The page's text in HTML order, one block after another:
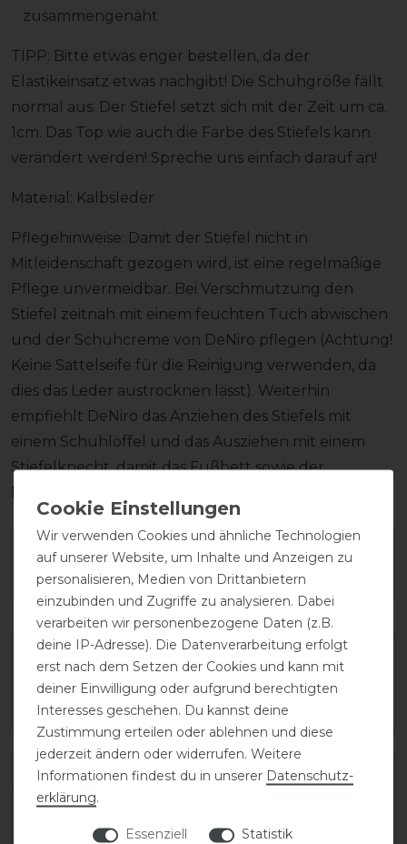
zusammengenäht
TIPP: Bitte etwas enger bestellen, da der
Elastikeinsatz etwas nachgibt! Die Schuhgröße fällt
normal aus. Der Stiefel setzt sich mit der Zeit um ca.
1cm. Das Top wie auch die Farbe des Stiefels kann
verändert werden! Spreche uns einfach darauf an!
Material: Kalbsleder
Pflegehinweise: Damit der Stiefel nicht in
Mitleidenschaft gezogen wird, ist eine regelmäßige
Pflege unvermeidbar. Bei Verschmutzung den
Stiefel zeitnah mit einem feuchten Tuch abwischen
und der Schuhcreme von DeNiro pflegen (Achtung!
Keine Sattelseife für die Reinigung verwenden, da
dies das Leder austrocknen lässt). Weiterhin
empfiehlt DeNiro das Anziehen des Stiefels mit
einem Schuhlöffel und das Ausziehen mit einem
Stiefelknecht, damit das Fußbett sowie der
Reißverschluss unversehrt bleiben.
Wie hat dir die Artikelbeschreibung
gefallen?
Varianten-ID:138274
SKU:salentino/02-quick-black/toplucido-39-
Wir verwenden Cookies und ähnliche Technologien
auf unserer Website, um Inhalte und Anzeigen zu
personalisieren, Medien von Drittanbietern
einzubinden und Zugriffe zu analysieren. Dabei
verarbeiten wir personenbezogene Daten (z.B.
deine IP-Adresse). Die Datenverarbeitung erfolgt
erst nach dem Setzen der Cookies und kann mit
deiner Einwilligung oder aufgrund berechtigten
Interesses geschehen. Du kannst deine
Zustimmung erteilen oder ablehnen und diese
jederzeit ändern oder widerrufen. Weitere
Informationen findest du in unserer Daten­schutz­
erklärung.
Essenziell Statistik